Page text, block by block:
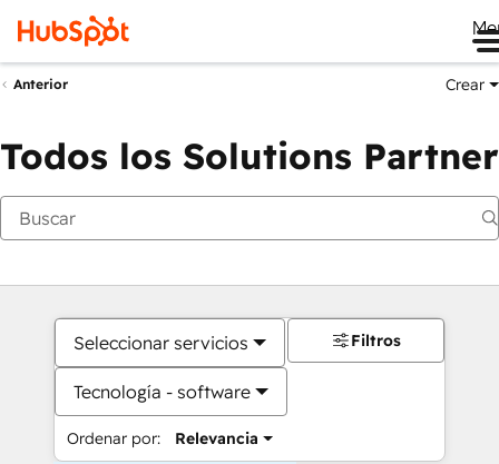
Anterior Crear
Todos los Solutions Partner
Seleccionar servicios
Tecnología - software
Ordenar por: Relevancia
Filtros